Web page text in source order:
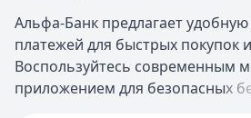
Альфа-Банк предлагает удобную
платежей для быстрых покупок
Воспользуйтесь современным
приложением для безопасных